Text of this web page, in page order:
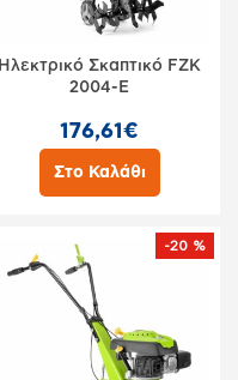
Ηλεκτρικό Σκαπτικό FZK
2004-E
176,61€
Στο Καλάθι
-20 %